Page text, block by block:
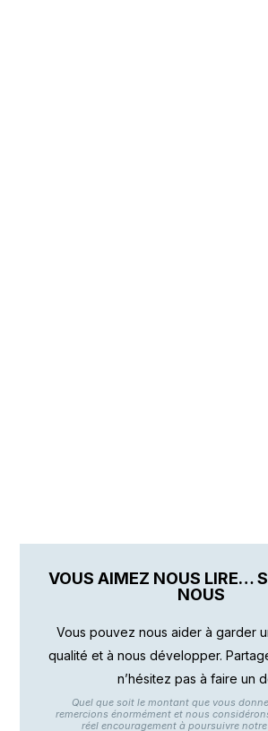
VOUS AIMEZ NOUS LIRE…
NOUS
Vous pouvez nous aider à garder
qualité et à nous développer.
n’hésitez pas à faire un
Quel que soit le montant que vous
remercions énormément et nous
réel encouragement à poursuivre